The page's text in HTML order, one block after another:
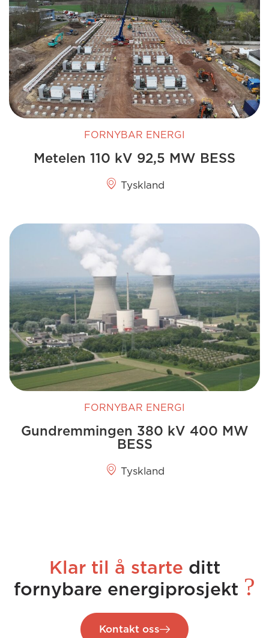
FORNYBAR ENERGI
Metelen 110 kV 92,5 MW BESS
Tyskland
FORNYBAR ENERGI
Gundremmingen 380 kV 400 MW
BESS
Tyskland
Klar til å starte ditt
fornybare energiprosjekt ?
Kontakt oss